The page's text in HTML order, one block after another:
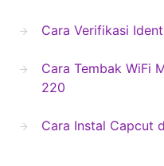
Cara Verifikasi
Cara Tembak WiFi
220
Cara Instal Capcut